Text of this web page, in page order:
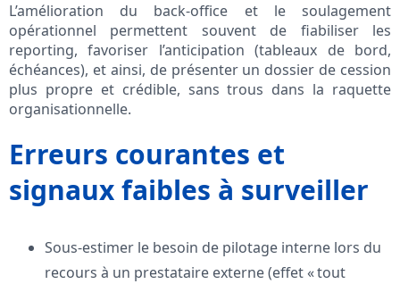
L’amélioration du back-office et le soulagement
opérationnel permettent souvent de fiabiliser les
reporting, favoriser l’anticipation (tableaux de bord,
échéances), et ainsi, de présenter un dossier de cession
plus propre et crédible, sans trous dans la raquette
organisationnelle.
Erreurs courantes et
signaux faibles à surveiller
Sous-estimer le besoin de pilotage interne lors du
recours à un prestataire externe (effet « tout